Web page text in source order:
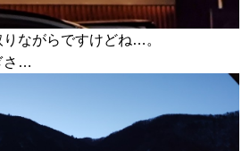
ながらですけどね…。
さ…